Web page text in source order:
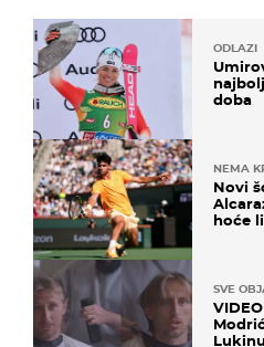
ODLAZI
doba
NEMA
Novi
hoće
SVE